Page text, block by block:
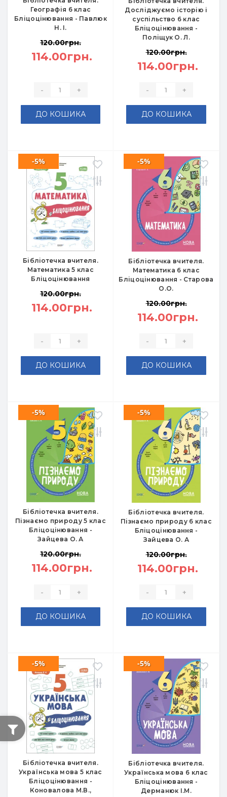
Географія 6 клас
Бліцоцінювання - Павлюк
Н. І.
120.00грн.
114.00грн.
- +
ДО КОШИКА
Досліджуємо історію і
суспільство 6 клас
Бліцоцінювання -
Поліщук О. Л.
120.00грн.
114.00грн.
- +
ДО КОШИКА
Бібліотечка вчителя.
Математика 5 клас
Бліцоцінювання
-5%
120.00грн.
114.00грн.
- +
ДО КОШИКА
Бібліотечка вчителя.
Математика 6 клас
Бліцоцінювання - Старова
О.О.
-5%
120.00грн.
114.00грн.
- +
ДО КОШИКА
Бібліотечка вчителя.
Пізнаємо природу 5 клас
Бліцоцінювання -
Зайцева О. А
-5%
120.00грн.
114.00грн.
- +
ДО КОШИКА
Бібліотечка вчителя.
Пізнаємо природу 6 клас
Бліцоцінювання -
Зайцева О. А
-5%
120.00грн.
114.00грн.
- +
ДО КОШИКА
Бібліотечка вчителя.
Українська мова 5 клас
Бліцоцінювання -
Коновалова М.В.,
-5%
Бібліотечка вчителя.
Українська мова 6 клас
Бліцоцінювання -
Дерманюк І.М.
-5%